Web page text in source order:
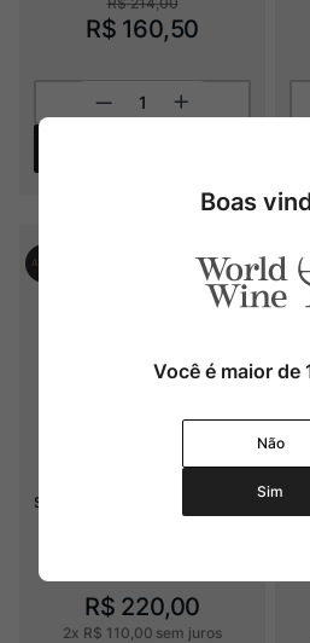
R$ 160,50
Schneiderberg Grüner Veltliner
R$ 220,00
2x R$ 110 00 sem juros
Boas
Você é maior de
Não
Sim